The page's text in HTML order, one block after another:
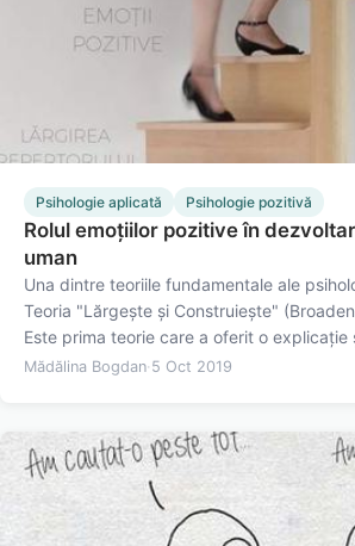
Psihologie aplicată Psihologie pozitivă
Rolul emoțiilor pozitive în
uman
Una dintre teoriile fundamentale ale
Teoria "Lărgește și Construiește"
Este prima teorie care a oferit o
existența emoțiilor pozitive. Până la ea
Mădălina Bogdan· 5 Oct 2019